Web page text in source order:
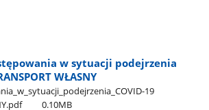
w sytuacji podejrzenia
WŁASNY
19​
0.10MB